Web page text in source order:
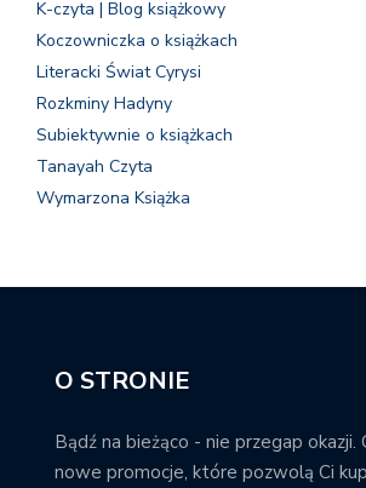
K-czyta | Blog książkowy
Koczowniczka o książkach
Literacki Świat Cyrysi
Rozkminy Hadyny
Subiektywnie o książkach
Tanayah Czyta
Wymarzona Książka
O STRONIE
Bądź na bieżąco - nie przegap okazji.
nowe promocje, które pozwolą Ci